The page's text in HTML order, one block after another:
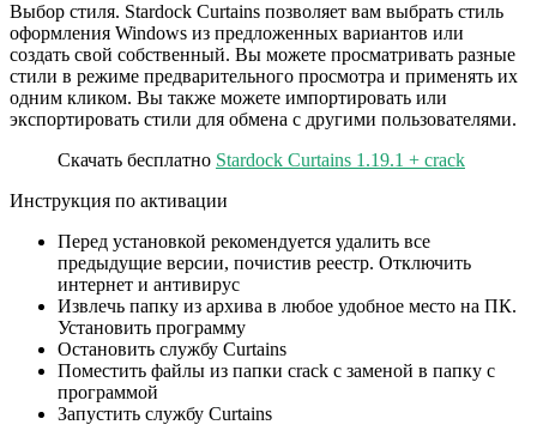
Выбор стиля. Stardock Curtains позволяет вам выбрать стиль
оформления Windows из предложенных вариантов или
создать свой собственный. Вы можете просматривать разные
стили в режиме предварительного просмотра и применять их
одним кликом. Вы также можете импортировать или
экспортировать стили для обмена с другими пользователями.
Скачать бесплатно Stardock Curtains 1.19.1 + crack
Инструкция по активации
Перед установкой рекомендуется удалить все
предыдущие версии, почистив реестр. Отключить
интернет и антивирус
Извлечь папку из архива в любое удобное место на ПК.
Установить программу
Остановить службу Curtains
Поместить файлы из папки crack с заменой в папку с
программой
Запустить службу Curtains